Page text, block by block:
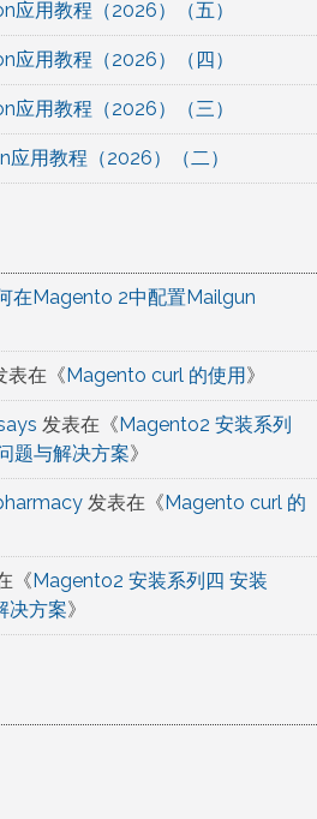
用教程（2026）（五）
用教程（2026）（四）
用教程（2026）（三）
用教程（2026）（二）
在Magento 2中配置Mailgun
表在《Magento curl 的使用》
发表在《Magento2 安装系列
题与解决方案》
发表在《Magento curl 的
《Magento2 安装系列四 安装
决方案》